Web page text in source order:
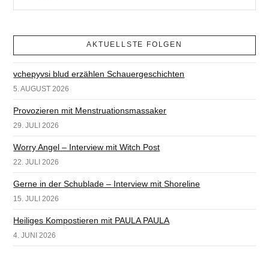
AKTUELLSTE FOLGEN
vchepyvsi blud erzählen Schauergeschichten
5. AUGUST 2026
Provozieren mit Menstruationsmassaker
29. JULI 2026
Worry Angel – Interview mit Witch Post
22. JULI 2026
Gerne in der Schublade – Interview mit Shoreline
15. JULI 2026
Heiliges Kompostieren mit PAULA PAULA
4. JUNI 2026